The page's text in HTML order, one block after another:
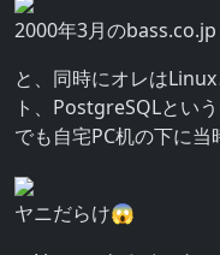
2000年3月のbass.co.jp
と、同時にオレは
ト、PostgreSQLとい
でも自宅PC机の下に当
ヤニだらけ😱